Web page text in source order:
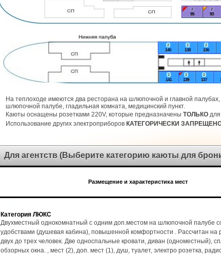
2
136
2
137
2
138
2
139
2
140
2
141
2
93
2
95
На теплоходе имеются два ресторана на шлюпочной и главной
шлюпочной палубе, гладильная комната, медицинский пункт.
Каюты оснащены розетками 220V, которые предназначены ТОЛЬКО
Использование других электроприборов КАТЕГОРИЧЕСКИ
Для агентств (Выберите категорию каюты для
Размещение и характеристика мест
Категория ЛЮКС
Двухместный однокомнатный с одним доп.местом на шлюпочной палубе
удобствами (душевая кабина), повышенной комфортности . Рассчитан на
двух до трех человек. Две односпальные кровати, диван (одноместный),
обзорных окна. , мест (2), доп. мест (1), душ, туалет, электро розетка,